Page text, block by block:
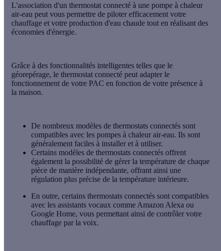
L'association d'un thermostat connecté à une pompe à chaleur
air-eau peut vous permettre de piloter efficacement votre
chauffage et votre production d'eau chaude tout en réalisant des
économies d'énergie.
Grâce à des fonctionnalités intelligentes telles que le
géorepérage, le thermostat connecté peut adapter le
fonctionnement de votre PAC en fonction de votre présence à
la maison.
De nombreux modèles de thermostats connectés sont
compatibles avec les pompes à chaleur air-eau. Ils sont
généralement faciles à installer et à utiliser.
Certains modèles de thermostats connectés offrent
également la possibilité de gérer la température de chaque
pièce de manière indépendante, offrant ainsi une
régulation plus précise de la température intérieure.
En outre, certains thermostats connectés sont compatibles
avec les assistants vocaux comme Amazon Alexa ou
Google Home, vous permettant ainsi de contrôler votre
chauffage par la voix.